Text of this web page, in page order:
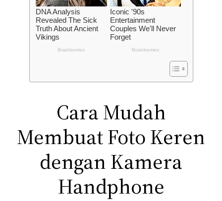
Cara Mudah
Membuat Foto Keren
dengan Kamera
Handphone